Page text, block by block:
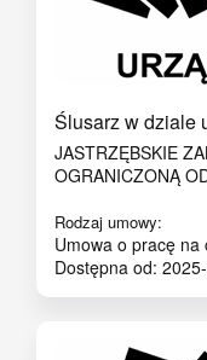
Ślusarz w dziale
JASTRZĘBSKIE
OGRANICZONĄ
Rodzaj umowy:
Umowa o pracę na
Dostępna od: